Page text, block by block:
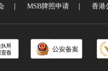
MSB牌照申请｜ 香港